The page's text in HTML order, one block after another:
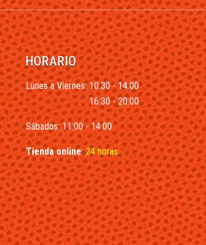
HORARIO
Lunes a Viernes: 10:30 - 14:00
16:30 - 20:00
Sábados: 11:00 - 14:00
Tienda online:24 horas